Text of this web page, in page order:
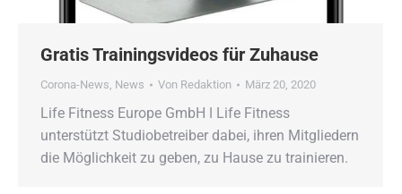
Gratis Trainingsvideos für Zuhause
Corona-News, News Von Redaktion März 20, 2020
Life Fitness Europe GmbH ǀ Life Fitness
unterstützt Studiobetreiber dabei, ihren Mitgliedern
die Möglichkeit zu geben, zu Hause zu trainieren.